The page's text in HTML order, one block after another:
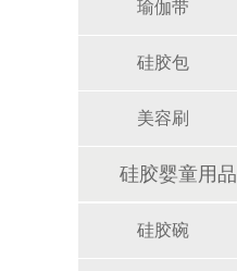
瑜伽带
硅胶包
美容刷
硅胶婴童用品
硅胶碗